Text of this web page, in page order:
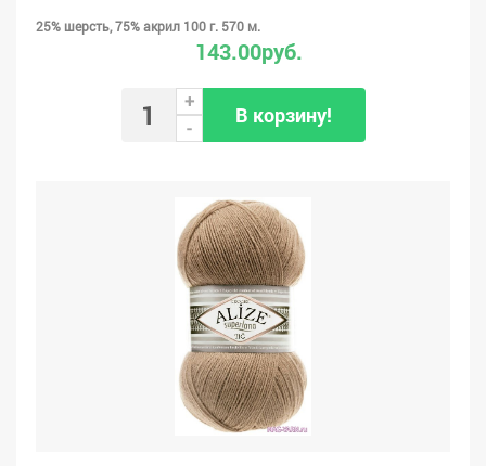
25% шерсть, 75% акрил 100 г. 570 м.
143.00руб.
+
-
В корзину!